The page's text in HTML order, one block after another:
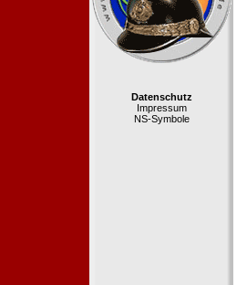
Datenschutz
Impressum
NS-Symbole